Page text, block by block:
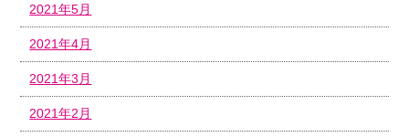
2021年5月
2021年4月
2021年3月
2021年2月